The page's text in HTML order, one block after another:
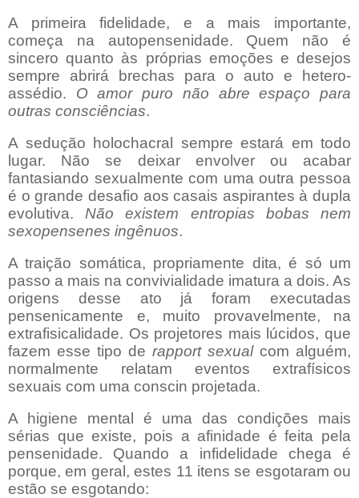
A primeira fidelidade, e a mais importante,
começa na autopensenidade. Quem não é
sincero quanto às próprias emoções e desejos
sempre abrirá brechas para o auto e hetero-
assédio. O amor puro não abre espaço para
outras consciências.
A sedução holochacral sempre estará em todo
lugar. Não se deixar envolver ou acabar
fantasiando sexualmente com uma outra pessoa
é o grande desafio aos casais aspirantes à dupla
evolutiva. Não existem entropias bobas nem
sexopensenes ingênuos.
A traição somática, propriamente dita, é só um
passo a mais na convivialidade imatura a dois. As
origens desse ato já foram executadas
pensenicamente e, muito provavelmente, na
extrafisicalidade. Os projetores mais lúcidos, que
fazem esse tipo de rapport sexualcom alguém,
normalmente relatam eventos extrafísicos
sexuais com uma conscin projetada.
A higiene mental é uma das condições mais
sérias que existe, pois a afinidade é feita pela
pensenidade. Quando a infidelidade chega é
porque, em geral, estes 11 itens se esgotaram ou
estão se esgotando: